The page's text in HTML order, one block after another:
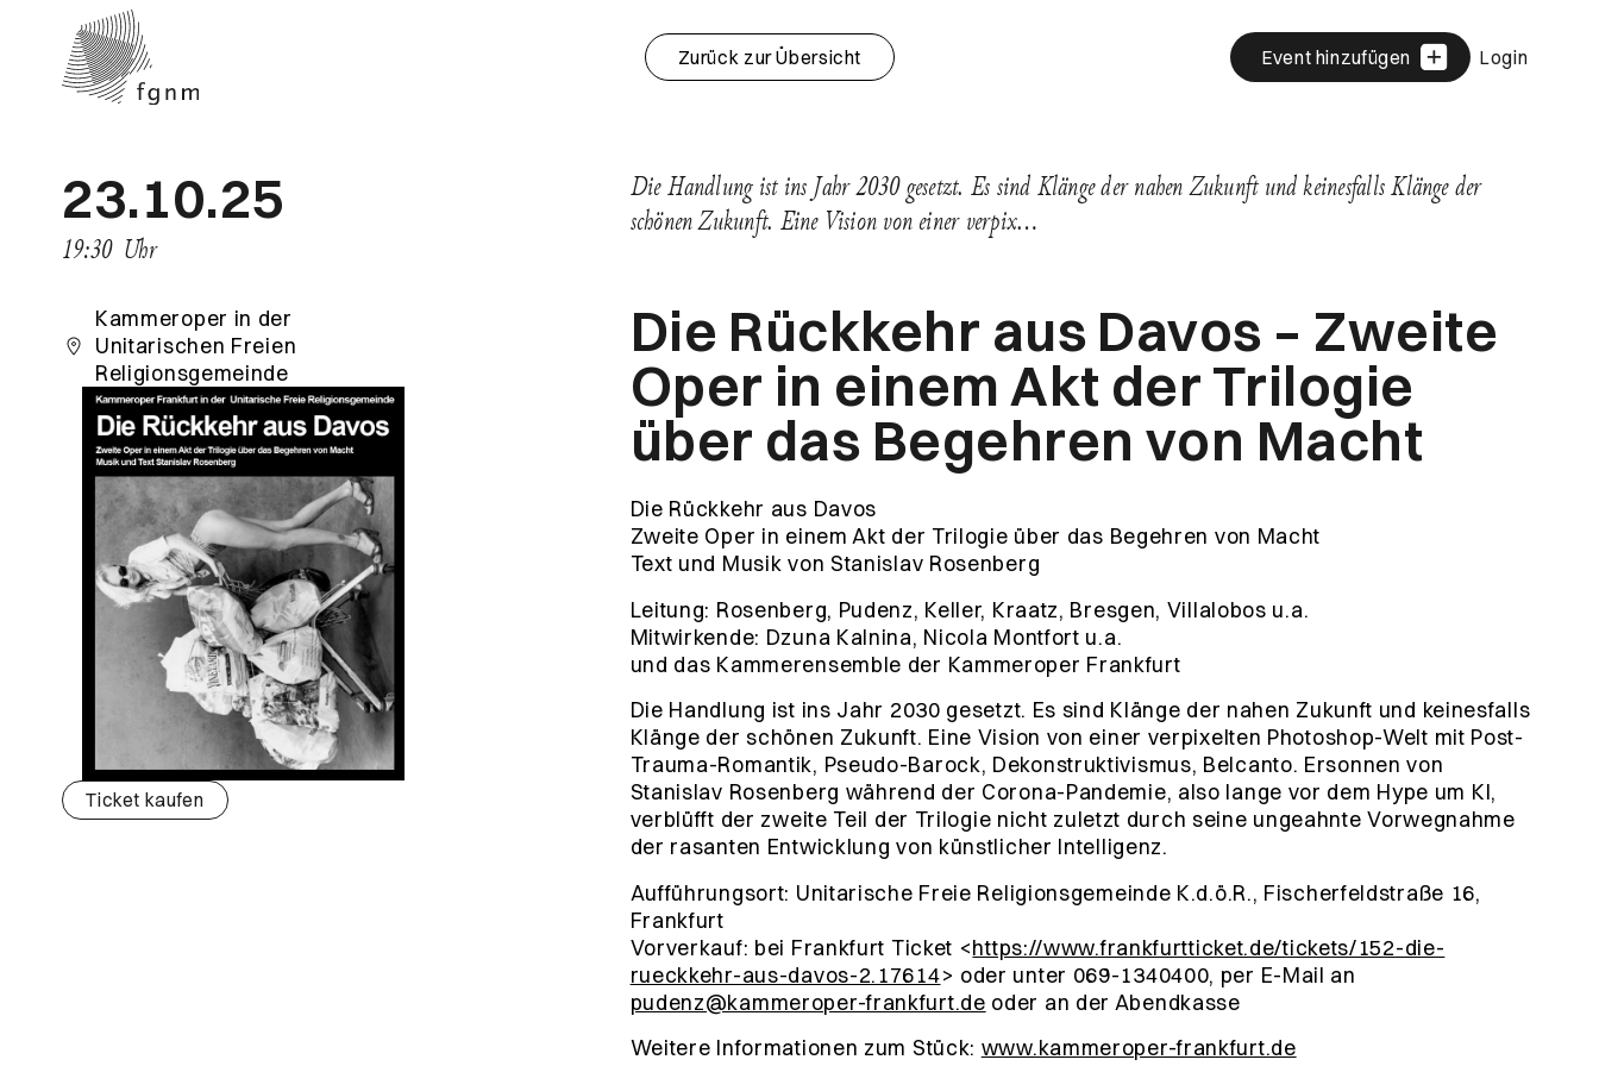
Zurück zur Übersicht Event hinzufügen Login
23.10.25
19:30 Uhr
Kammeroper in der
Unitarischen Freien
Religionsgemeinde
Ticket kaufen
Die Handlung ist ins Jahr 2030 gesetzt. Es sind Klänge der nahen Zukunft und keinesfalls Klänge der
schönen Zukunft. Eine Vision von einer verpix…
Die Rückkehr aus Davos – Zweite
Oper in einem Akt der Trilogie
über das Begehren von Macht
Die Rückkehr aus Davos
Zweite Oper in einem Akt der Trilogie über das Begehren von Macht
Text und Musik von Stanislav Rosenberg
Leitung: Rosenberg, Pudenz, Keller, Kraatz, Bresgen, Villalobos u.a.
Mitwirkende: Dzuna Kalnina, Nicola Montfort u.a.
und das Kammerensemble der Kammeroper Frankfurt
Die Handlung ist ins Jahr 2030 gesetzt. Es sind Klänge der nahen Zukunft und keinesfalls
Klänge der schönen Zukunft. Eine Vision von einer verpixelten Photoshop-Welt mit Post-
Trauma-Romantik, Pseudo-Barock, Dekonstruktivismus, Belcanto. Ersonnen von
Stanislav Rosenberg während der Corona-Pandemie, also lange vor dem Hype um KI,
verblüfft der zweite Teil der Trilogie nicht zuletzt durch seine ungeahnte Vorwegnahme
der rasanten Entwicklung von künstlicher Intelligenz.
Aufführungsort: Unitarische Freie Religionsgemeinde K.d.ö.R., Fischerfeldstraße 16,
Frankfurt
Vorverkauf: bei Frankfurt Ticket <https://www.frankfurtticket.de/tickets/152-die-
rueckkehr-aus-davos-2.17614> oder unter 069-1340400, per E-Mail an
pudenz@kammeroper-frankfurt.de oder an der Abendkasse
Weitere Informationen zum Stück: www.kammeroper-frankfurt.de